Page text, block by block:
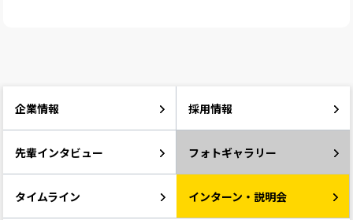
企業情報 採用情報
先輩インタビュー フォトギャラリー
タイムライン インターン・説明会